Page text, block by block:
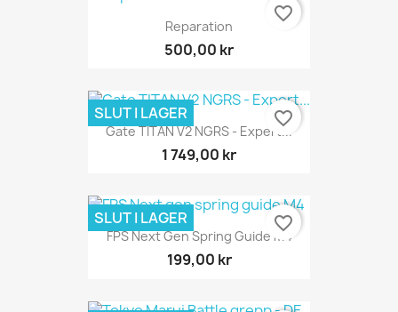
Reparation
500,00 kr
favorite_border
Gate TITAN V2 NGRS - Expert...
1 749,00 kr
SLUT I LAGER favorite_border
FPS Next Gen Spring Guide M4
199,00 kr
SLUT I LAGER favorite_border